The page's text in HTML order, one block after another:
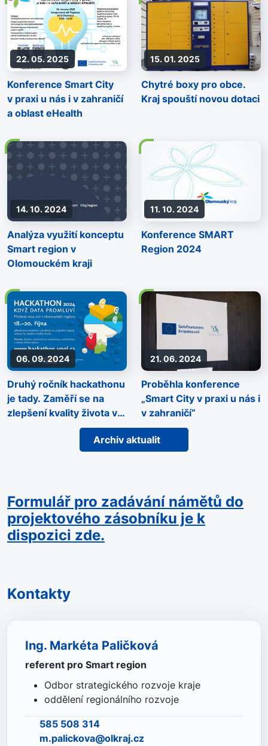
kol/elektrokol“
22. 05. 2025
Konference Smart City
v praxi u nás i v zahraničí
a oblast eHealth
15. 01. 2025
Chytré boxy pro obce.
Kraj spouští novou dotaci
14. 10. 2024
Analýza využití konceptu
Smart region v
Olomouckém kraji
11. 10. 2024
Konference SMART
Region 2024
06. 09. 2024
Druhý ročník hackathonu
je tady. Zaměří se na
zlepšení kvality života v
21. 06. 2024
Proběhla konference
„Smart City v praxi u nás i
v zahraničí“
Archiv aktualit
Formulář pro zadávání námětů do
projektového zásobníku je k
dispozici zde.
Kontakty
Ing. Markéta Paličková
referent pro Smart region
Odbor strategického rozvoje kraje
oddělení regionálního rozvoje
585 508 314
m.palickova@olkraj.cz